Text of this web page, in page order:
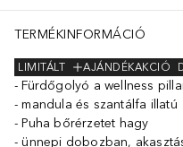
TERMÉKINFORMÁCIÓ
AJÁNDÉKAKCIÓ
LIMITÁLT
Fürdőgolyó a wellness
mandula és szantálfa illatú
Puha bőrérzetet hagy
ünnepi dobozban,